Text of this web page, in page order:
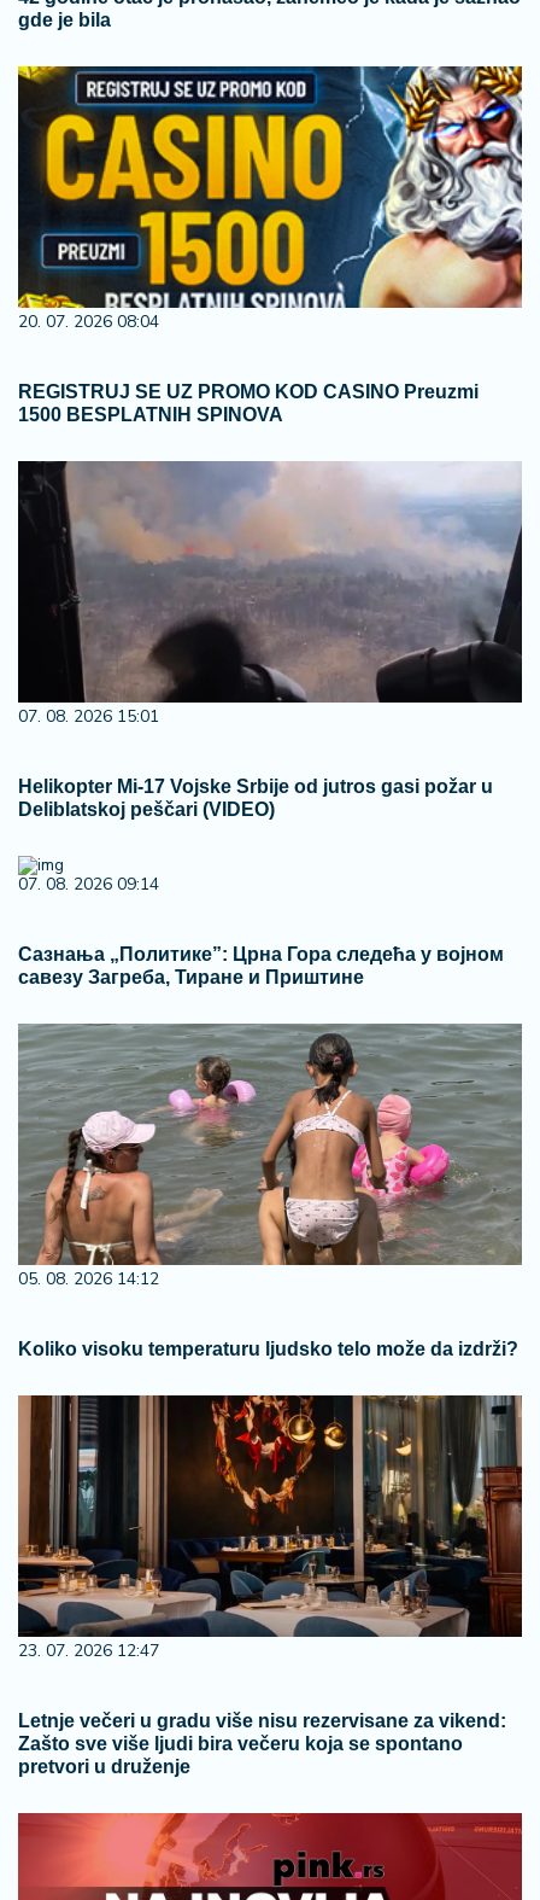
gde je bila
20. 07. 2026 08:04
REGISTRUJ SE UZ PROMO KOD CASINO Preuzmi
1500 BESPLATNIH SPINOVA
07. 08. 2026 15:01
Helikopter Mi-17 Vojske Srbije od jutros gasi požar u
Deliblatskoj peščari (VIDEO)
07. 08. 2026 09:14
Сазнања „Политике”: Црна Гора следећа у војном
савезу Загреба, Тиране и Приштине
05. 08. 2026 14:12
Koliko visoku temperaturu ljudsko telo može da izdrži?
23. 07. 2026 12:47
Letnje večeri u gradu više nisu rezervisane za vikend:
Zašto sve više ljudi bira večeru koja se spontano
pretvori u druženje